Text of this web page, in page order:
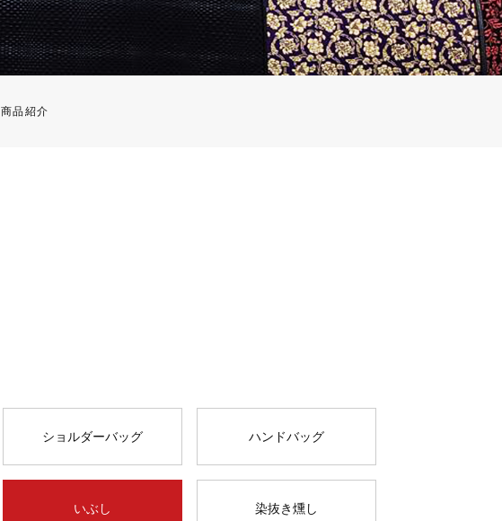
商品紹介
ショルダーバッグ ハンドバッグ
いぶし 染抜き燻し